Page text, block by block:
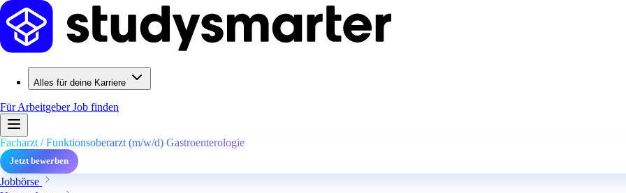
Alles für deine Karriere
Für ArbeitgeberJob finden
Facharzt / Funktionsoberarzt (m/w/d) Gastroenterologie
Jetzt bewerben
Jobbörse